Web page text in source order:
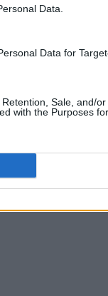
Data.
Data for
Sale, and/or
with the Purposes